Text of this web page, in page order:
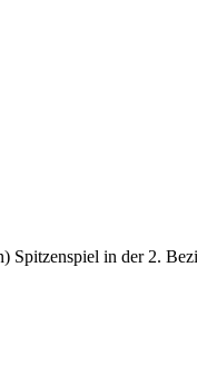
Spitzenspiel in der 2.